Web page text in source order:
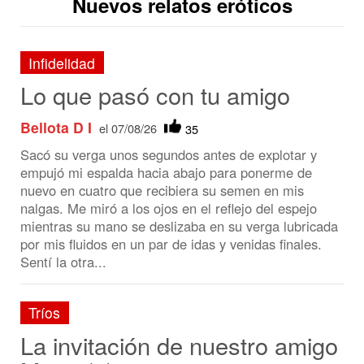
Lo que pasó con tu amigo
Bellota D I el 07/08/26 35
Sacó su verga unos segundos antes de explotar y
empujó mi espalda hacia abajo para ponerme de
nuevo en cuatro que recibiera su semen en mis
nalgas. Me miró a los ojos en el reflejo del espejo
mientras su mano se deslizaba en su verga lubricada
por mis fluidos en un par de idas y venidas finales.
Sentí la otra...
Tríos
La invitación de nuestro amigo
Mario (2)
CARLOS1980 el 07/08/26 13